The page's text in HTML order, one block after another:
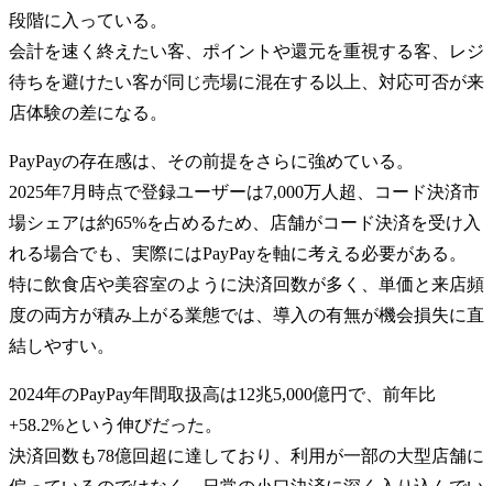
段階に入っている。
会計を速く終えたい客、ポイントや還元を重視する客、レジ
待ちを避けたい客が同じ売場に混在する以上、対応可否が来
店体験の差になる。
PayPayの存在感は、その前提をさらに強めている。
2025年7月時点で登録ユーザーは7,000万人超、コード決済市
場シェアは約65%を占めるため、店舗がコード決済を受け入
れる場合でも、実際にはPayPayを軸に考える必要がある。
特に飲食店や美容室のように決済回数が多く、単価と来店頻
度の両方が積み上がる業態では、導入の有無が機会損失に直
結しやすい。
2024年のPayPay年間取扱高は12兆5,000億円で、前年比
+58.2%という伸びだった。
決済回数も78億回超に達しており、利用が一部の大型店舗に